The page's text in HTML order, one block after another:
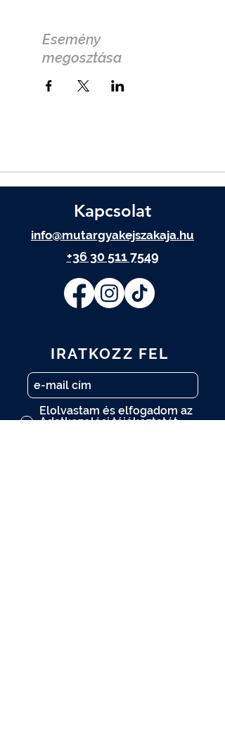
Esemény
megosztása
Kapcsolat
info@mutargyakejszakaja.hu
+36 30 511 7549
IRATKOZZ FEL
Elolvastam és elfogadom az
Adatkezelési tájékoztatót.